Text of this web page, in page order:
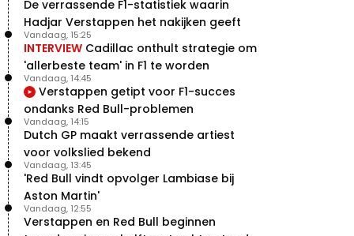
Verstappen
22 jul. 07:30
0
Video: Red Bull Verstappen krijgt
vleugels in crash met Hamilton
21 jul. 14:20
2
Piastri faalt hopeloos achter het
stuur bij Jeremy Clarkson
Red Bull lijkt hardnekkig lek nu
boven te hebben
20 jul. 15:15
2
De verrassende F1-statistiek waarin
Hadjar Verstappen het nakijken geeft
INTERVIEW Cadillac onthult strategie om
'allerbeste team' in F1 te worden
Vandaag, 15:25
Verstappen getipt voor F1-succes
ondanks Red Bull-problemen
Vandaag, 14:45
Dutch GP maakt verrassende artiest
voor volkslied bekend
Vandaag, 14:15
'Red Bull vindt opvolger Lambiase bij
Aston Martin'
Vandaag, 13:45
Verstappen en Red Bull beginnen
Vandaag, 12:55